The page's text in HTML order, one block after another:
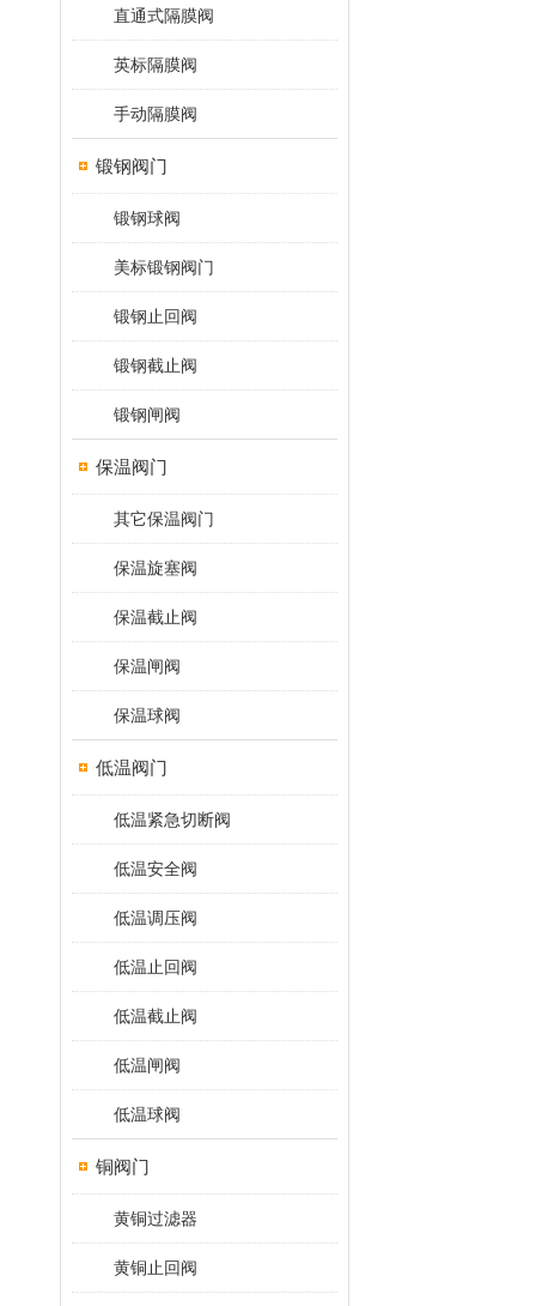
直通式隔膜阀
英标隔膜阀
手动隔膜阀
锻钢阀门
锻钢球阀
美标锻钢阀门
锻钢止回阀
锻钢截止阀
锻钢闸阀
保温阀门
其它保温阀门
保温旋塞阀
保温截止阀
保温闸阀
保温球阀
低温阀门
低温紧急切断阀
低温安全阀
低温调压阀
低温止回阀
低温截止阀
低温闸阀
低温球阀
铜阀门
黄铜过滤器
黄铜止回阀